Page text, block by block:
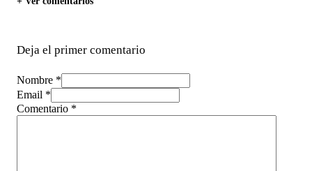
Deja el primer comentario
Nombre *
Email *
Comentario *